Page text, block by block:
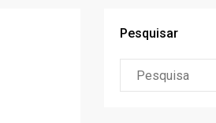
Pesquisar